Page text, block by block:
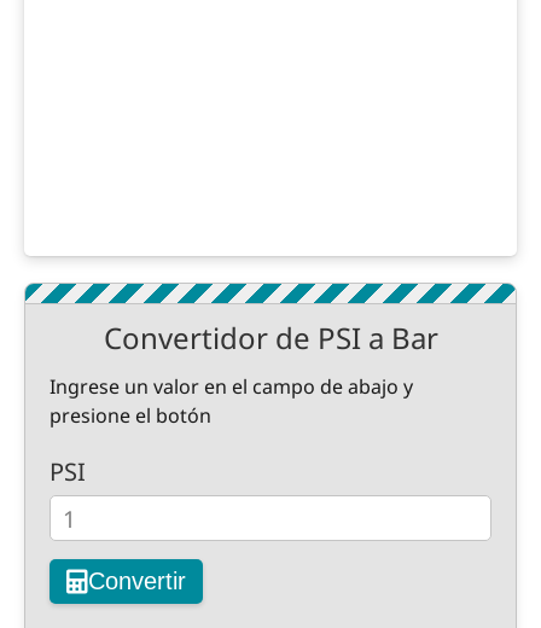
Convertidor de PSI a Bar
Ingrese un valor en el campo de abajo y
presione el botón
PSI
Convertir